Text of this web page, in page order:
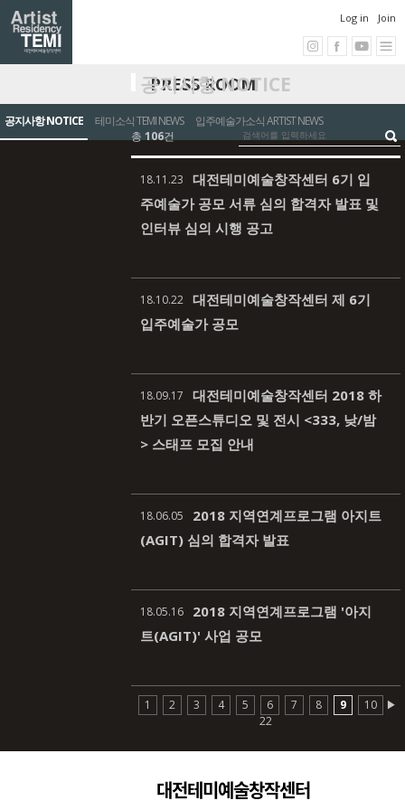
Log in Join
PRESS ROOM
공지사항 NOTICE 테미소식 TEMI NEWS 입주예술가소식 ARTIST NEWS
공지사항 NOTICE
총 106건
18.11.23
대전테미예술창작센터 6기 입
주예술가 공모 서류 심의 합격자 발표 및
인터뷰 심의 시행 공고
18.10.22 대전테미예술창작센터 제 6기
입주예술가 공모
18.09.17
대전테미예술창작센터 2018 하
반기 오픈스튜디오 및 전시 <333, 낮/밤
> 스태프 모집 안내
18.06.05
2018 지역연계프로그램 아지트
(AGIT) 심의 합격자 발표
18.05.16
2018 지역연계프로그램 '아지
트(AGIT)' 사업 공모
1 2 3 4 5 6 7 8 9 10
▶
22
대전테미예술창작센터